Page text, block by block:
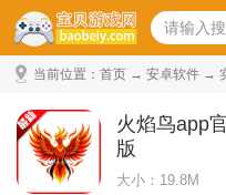
当前位置： 首页 → 安卓软件 →
火焰鸟app
版
大小： 19.8M